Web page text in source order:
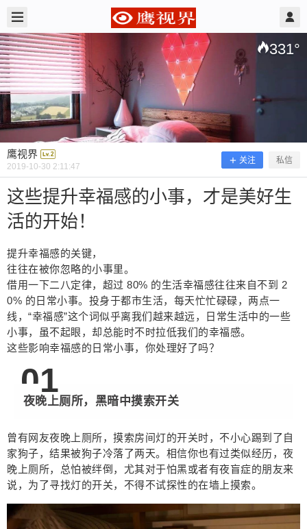
331°
鹰视界
2019-10-30 2:11:47
关注 私信
这些提升幸福感的小事，才是美好生
活的开始！
提升幸福感的关键，
往往在被你忽略的小事里。
借用一下二八定律，超过 80% 的生活幸福感往往来自不到 2
0% 的日常小事。投身于都市生活，每天忙忙碌碌，两点一
线，“幸福感”这个词似乎离我们越来越远，日常生活中的一些
小事，虽不起眼，却总能时不时拉低我们的幸福感。
这些影响幸福感的日常小事，你处理好了吗？
01
夜晚上厕所，黑暗中摸索开关
曾有网友夜晚上厕所，摸索房间灯的开关时，不小心踢到了自
家狗子，结果被狗子冷落了两天。相信你也有过类似经历，夜
晚上厕所，总怕被绊倒，尤其对于怕黑或者有夜盲症的朋友来
说，为了寻找灯的开关，不得不试探性的在墙上摸索。
鹰视界 @ 鹰视界 2019/10/30
这些提升幸福感的小事，才是美好生活
的开始！
提升幸福感的关键， 往往在被你忽略的小事里。 借
用一下二八定律，超过 80% 的生活幸福感往往来自
不到 20% 的日常小事。投身于都市生活，每天忙忙
碌碌，两点一线，“幸福感”这个词似乎离我们越来越
远，日常生活中的一些小事，虽不起眼，却总能时
不时拉低我们的幸福感。 这些影响幸福感的日常小
事，你处理好了吗？ 0 1 夜晚上厕所，黑暗中摸索
不小心踢到了自家狗子，结果被狗子冷落了两天。
相信你也有过类似经历，夜晚上厕所，总怕被绊
倒，尤其对于怕黑或者有夜盲症的朋友来说，为了
寻找灯的开关，不得不试探性的在墙上摸索。 解决
方案：在门边、床头放置好人体传感器，同时，搭
配网关设备使用。起夜时，有温暖的小夜灯为你照